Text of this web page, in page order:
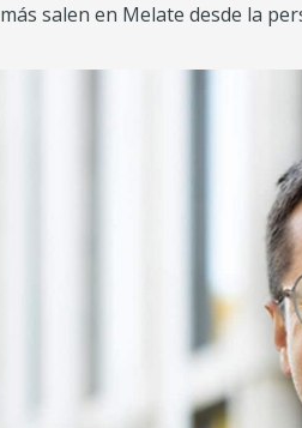
más salen en Melate desde la